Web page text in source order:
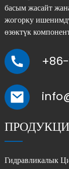
басым жасайт
жогорку
өзөктүк
Гидравликалык